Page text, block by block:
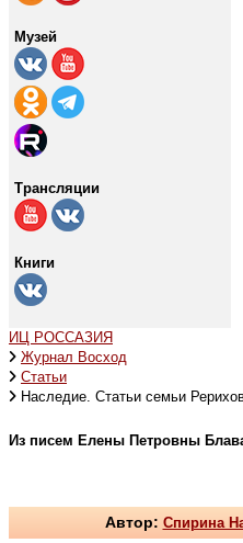
Музей
Трансляции
Книги
ИЦ РОССАЗИЯ
Журнал Восход
Статьи
Наследие. Статьи семьи
Из писем Елены Петровны
Автор: Спирина